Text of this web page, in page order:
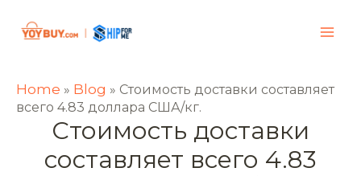
Home » Blog » Стоимость доставки составляет
всего 4.83 доллара США/кг.
Стоимость доставки
составляет всего 4.83